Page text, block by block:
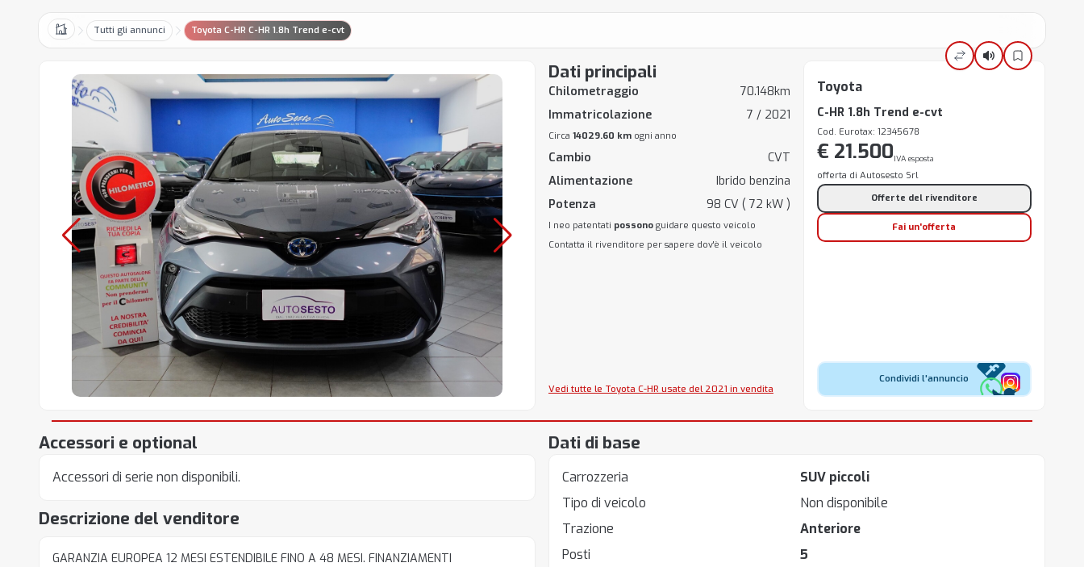
Home Tutti gli annunci Toyota C-HR C-HR 1.8h Trend e-cvt
Dati principali
Chilometraggio
70.148km
Immatricolazione
7 / 2021
Circa 14029.60 kmogni anno
Cambio
CVT
Alimentazione
Ibrido benzina
Potenza
98 CV ( 72 kW )
I neo patentati possonoguidare questo veicolo
Contatta il rivenditore per sapere dov'è il veicolo
Vedi tutte le Toyota C-HR usate del 2021 in vendita
Toyota
C-HR 1.8h Trend e-cvt
Cod. Eurotax: 12345678
€ 21.500IVA esposta
offerta di Autosesto Srl
Offerte del rivenditore
Fai un'offerta
Condividi l'annuncio
Descrizione del venditore
GARANZIA EUROPEA 12 MESI ESTENDIBILE FINO A 48 MESI. FINANZIAMENTI
Accessori e optional
Accessori di serie non disponibili.
Dati di base
Carrozzeria
SUV piccoli
Tipo di veicolo
Non disponibile
Trazione
Anteriore
Posti
5